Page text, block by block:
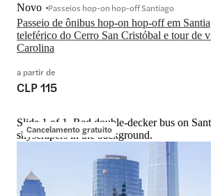
Passeio de ônibus hop-on hop-off em
teleférico do Cerro San Cristóbal e tour de
Carolina
Novo Passeios hop-on hop-off Santiago
a partir de
CLP 115
Cancelamento gratuito
Slide 1 of 1, Red double-decker bus on
skyscrapers in the background.